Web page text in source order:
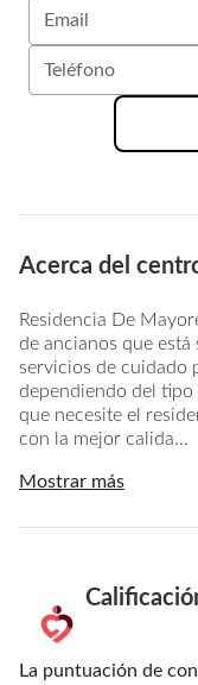
Acerca del
Residencia De
de ancianos que
servicios de cuidado
dependiendo del
que necesite el
con la mejor calida...
Mostrar más
La puntuación de